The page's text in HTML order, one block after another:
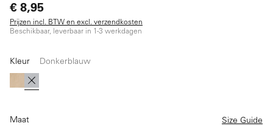
€ 8,95
Prijzen incl. BTW en excl. verzendkosten
Beschikbaar, leverbaar in 1-3 werkdagen
Kleur Donkerblauw
BeigeDonkerblauw
(Deze optie is momenteel niet beschikbaar.)
Maat Size Guide